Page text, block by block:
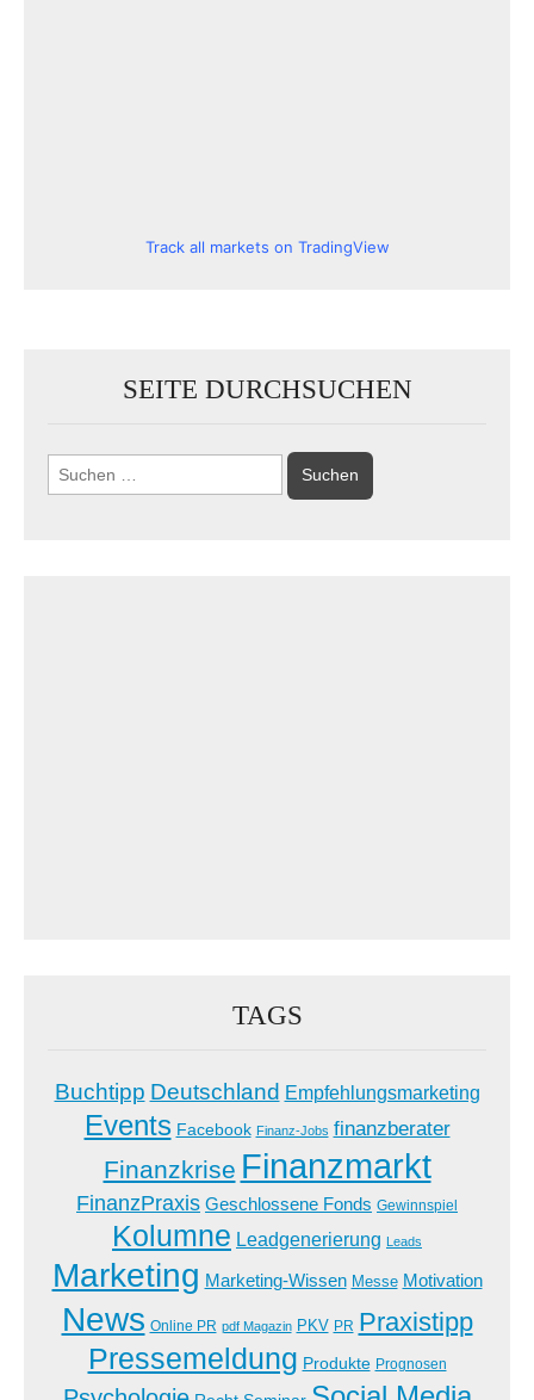
Track all markets on TradingView
SEITE DURCHSUCHEN
Suchen
nach:
TAGS
Buchtipp Deutschland Empfehlungsmarketing
Events Facebook Finanz-Jobs finanzberater
Finanzkrise Finanzmarkt
FinanzPraxis Geschlossene Fonds Gewinnspiel
Kolumne Leadgenerierung Leads
Marketing Marketing-Wissen Messe Motivation
News Online PR pdf Magazin PKV PR Praxistipp
Pressemeldung Produkte Prognosen